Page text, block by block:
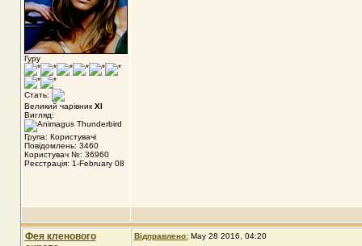
Гуру
Стать:
Великий чарівник XI
Вигляд:
Група: Користувачі
Повідомлень: 3460
Користувач №: 36960
Реєстрація: 1-February 08
Фея кленового
Відправлено: May 28 2016, 04:20